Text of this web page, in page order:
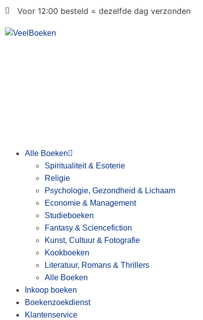
Voor 12:00 besteld = dezelfde dag verzonden
Alle Boeken
Spiritualiteit & Esoterie
Religie
Psychologie, Gezondheid & Lichaam
Economie & Management
Studieboeken
Fantasy & Sciencefiction
Kunst, Cultuur & Fotografie
Kookboeken
Literatuur, Romans & Thrillers
Alle Boeken
Inkoop boeken
Boekenzoekdienst
Klantenservice